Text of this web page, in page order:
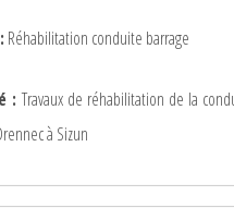
Réhabilitation conduite barrage
:Travaux de réhabilitation de la
à Sizun